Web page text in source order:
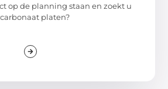
op de planning staan en zoekt u
platen?